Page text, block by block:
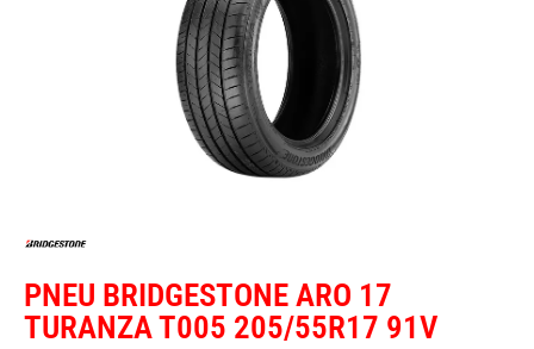
PNEU BRIDGESTONE ARO 17
TURANZA T005 205/55R17 91V